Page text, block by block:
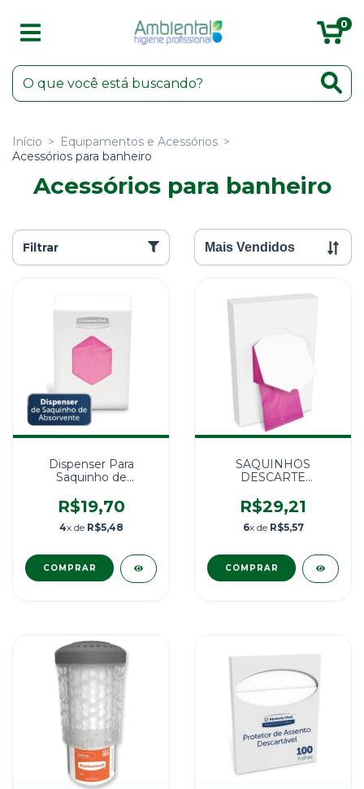
0
Início > Equipamentos e Acessórios >
Acessórios para banheiro
Acessórios para banheiro
Filtrar
Dispenser Para
Saquinho de
Kimberly Clark
R$19,70
4x de R$5,48
SAQUINHOS
DESCARTE
KIMBERLY-CLARK
1X60UNID.
R$29,21
6x de R$5,57